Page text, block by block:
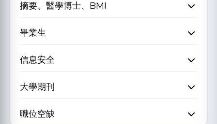
摘要、醫學博士、BMI
畢業生
信息安全
大學期刊
職位空缺